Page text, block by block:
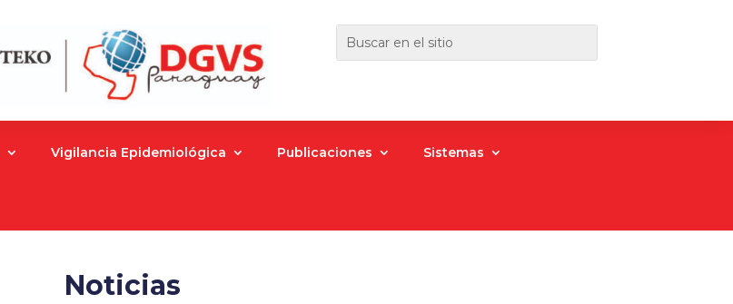
Vigilancia Epidemiológica Publicaciones Sistemas
Noticias